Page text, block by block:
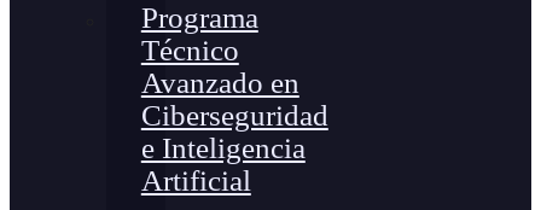
Programa
Técnico
Avanzado en
Ciberseguridad
e Inteligencia
Artificial